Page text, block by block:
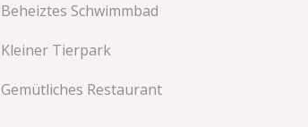
Beheiztes Schwimmbad
Kleiner Tierpark
Gemütliches Restaurant